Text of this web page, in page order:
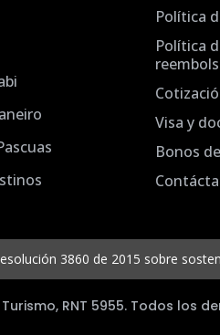
Política
Política
Visa y
Bonos
3860 de 2015 sobre
RNT 5955. Todos los